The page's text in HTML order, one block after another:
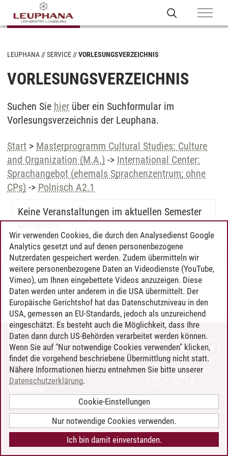
LEUPHANA SERVICE VORLESUNGSVERZEICHNIS
VORLESUNGSVERZEICHNIS
Suchen Sie hier über ein Suchformular im
Vorlesungsverzeichnis der Leuphana.
Start > Masterprogramm Cultural Studies: Culture
and Organization (M.A.) -> International Center:
Sprachangebot (ehemals Sprachenzentrum; ohne
CPs) -> Polnisch A2.1
Keine Veranstaltungen im aktuellen Semester
vorhanden
Timo Leder/30.06.2024
KONTAKT
LEUPHANA ALS ARBEITGEBER
INTRANET
BARRIEREFREIHEIT
COOKIE-EINSTELLUNGEN
Wir verwenden Cookies, die durch den Analysedienst Google
Analytics gesetzt und auf denen personenbezogene
Nutzerdaten gespeichert werden. Zudem übermitteln wir
weitere personenbezogene Daten an Videodienste (YouTube,
Vimeo), um Ihnen eingebettete Videos anzuzeigen. Diese
Daten werden unter anderem in die USA übermittelt. Der
Europäische Gerichtshof hat das Datenschutzniveau in den
USA, gemessen an EU-Standards, jedoch als unzureichend
eingeschätzt. Es besteht auch die Möglichkeit, dass Ihre
Daten dann durch US-Behörden verarbeitet werden können.
Wenn Sie auf "Nur notwendige Cookies verwenden" klicken,
findet die vorgehend beschriebene Übermittlung nicht statt.
Nähere Informationen hierzu entnehmen Sie bitte unserer
Datenschutzerklärung.
Cookie-Einstellungen
Nur notwendige Cookies verwenden.
Ich bin damit einverstanden.